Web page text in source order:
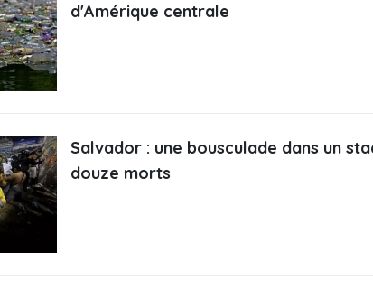
d'Amérique centrale
Salvador : une bousculade dans un
douze morts